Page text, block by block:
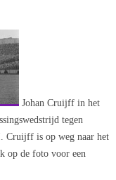
Johan Cruijff in het
tegen
Cruijff is op weg naar het
op de foto voor een